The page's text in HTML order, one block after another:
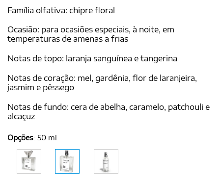
Família olfativa: chipre floral
Ocasião: para ocasiões especiais, à noite, em
temperaturas de amenas a frias
Notas de topo: laranja sanguínea e tangerina
Notas de coração: mel, gardênia, flor de laranjeira,
jasmim e pêssego
Notas de fundo: cera de abelha, caramelo, patchouli e
alcaçuz
Opções: 50 ml